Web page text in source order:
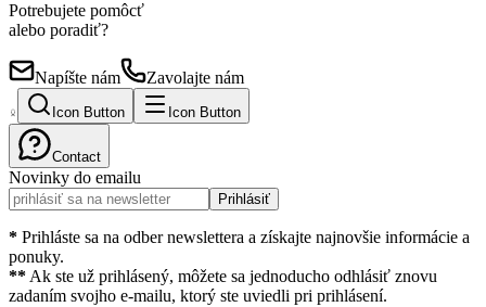
Potrebujete pomôcť
alebo poradiť?
Napíšte nám Zavolajte nám
Icon Button Icon Button
Contact
Novinky do emailu
Prihlásiť
* Prihláste sa na odber newslettera a získajte najnovšie informácie a
ponuky.
** Ak ste už prihlásený, môžete sa jednoducho odhlásiť znovu
zadaním svojho e-mailu, ktorý ste uviedli pri prihlásení.